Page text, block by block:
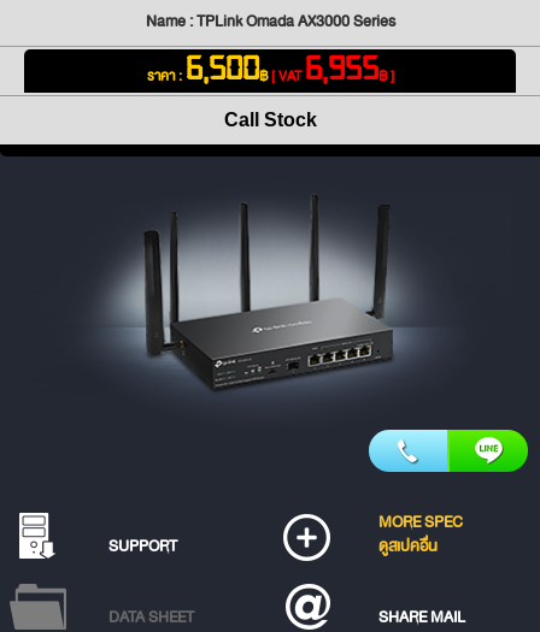
Name : TPLink Omada AX3000 Series
ราคา : 6,500฿[ VAT6,955฿ ]
Call Stock
SUPPORT
MORE SPEC
ดูสเปคอื่น
DATA SHEET SHARE MAIL